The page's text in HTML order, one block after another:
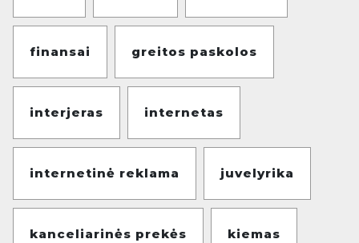
finansai greitos paskolos
interjeras internetas
internetinė reklama juvelyrika
kanceliarinės prekės kiemas